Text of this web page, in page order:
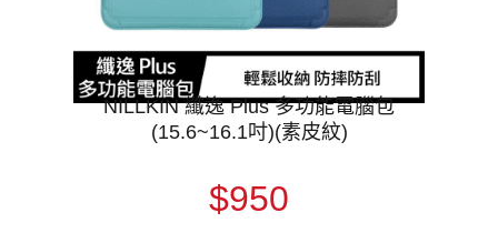
NILLKIN 纖逸 Plus 多功能電腦包
(15.6~16.1吋)(素皮紋)
$950